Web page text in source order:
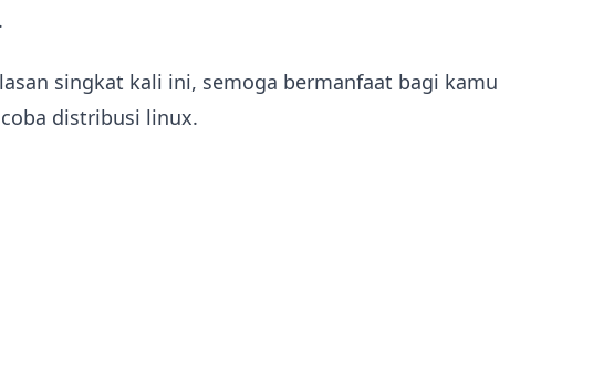
singkat kali ini, semoga bermanfaat bagi kamu
distribusi linux.